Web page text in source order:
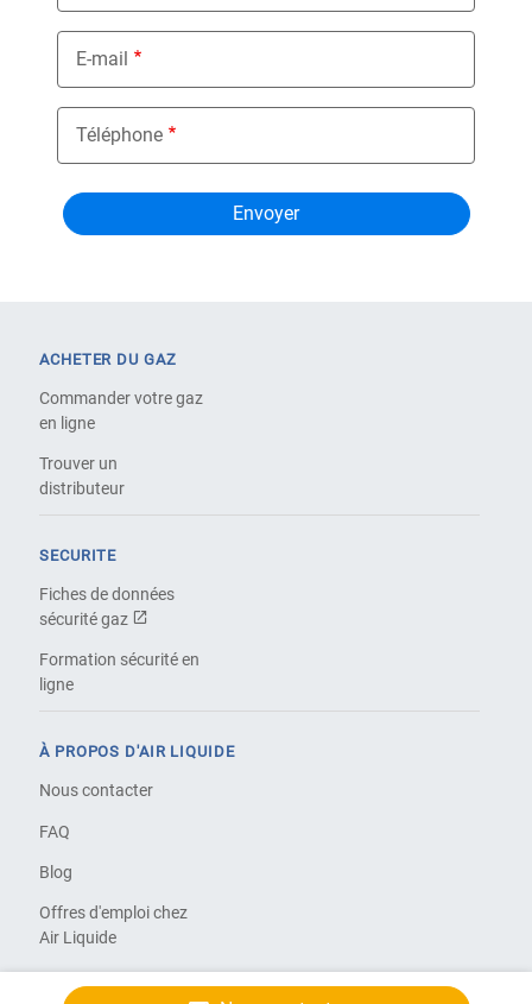
E-mail
Téléphone
ACHETER DU GAZ
Commander votre gaz
en ligne
Trouver un
distributeur
SECURITE
Fiches de données
sécurité gaz
Formation sécurité en
ligne
À PROPOS D'AIR LIQUIDE
Nous contacter
FAQ
Blog
Offres d'emploi chez
Air Liquide